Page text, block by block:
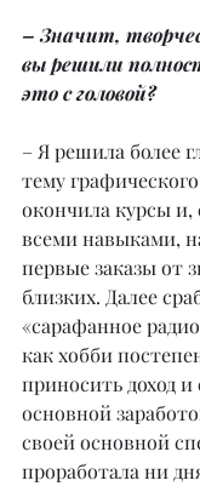
– Значит,
вы решили
это с головой?
– Я решила более
тему
окончила курсы и,
всеми навыками,
первые заказы от
близких. Далее
«сарафанное
как хобби
приносить доход и
основной
своей основной
проработала ни